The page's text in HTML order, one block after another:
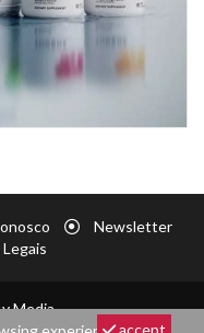
Newsletter
Media
accept